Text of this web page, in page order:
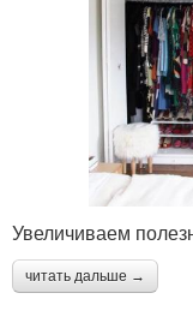
Увеличиваем
читать дальше →